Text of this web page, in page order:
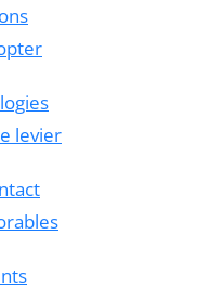
levier